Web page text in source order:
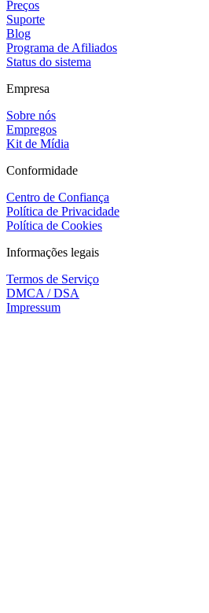
Preços
Suporte
Blog
Programa de Afiliados
Status do sistema
Empresa
Sobre nós
Empregos
Kit de Mídia
Conformidade
Centro de Confiança
Política de Privacidade
Política de Cookies
Informações legais
Termos de Serviço
DMCA / DSA
Impressum